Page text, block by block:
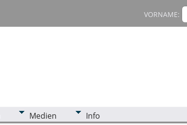
VORNAME:
Medien Info